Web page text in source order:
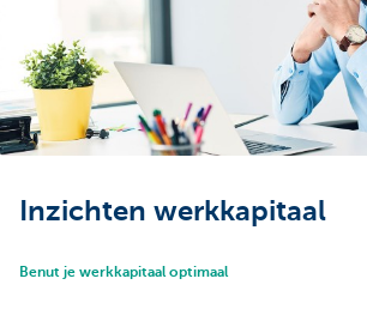
Ondernemers
Inzichten werkkapitaal
Benut je werkkapitaal optimaal